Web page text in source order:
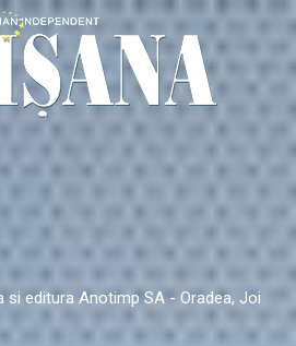
si editura Anotimp SA - Oradea, Joi